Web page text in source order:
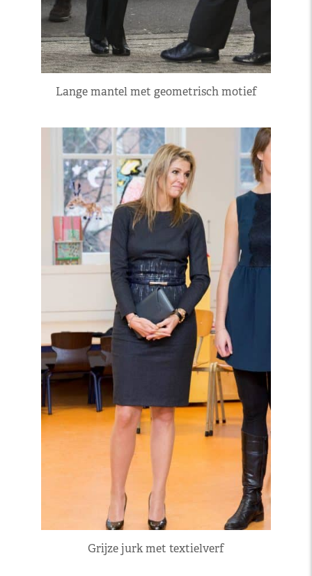
Lange mantel met geometrisch motief
Grijze jurk met textielverf